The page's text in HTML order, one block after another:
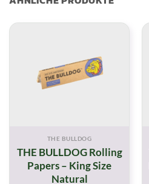
THE BULLDOG
THE BULLDOG Rolling
Papers – King Size
Natural